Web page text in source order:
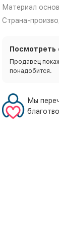
Материал
Страна-
Посмотреть
Продавец
понадобится.
Мы